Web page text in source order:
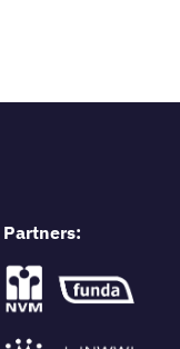
Partners: